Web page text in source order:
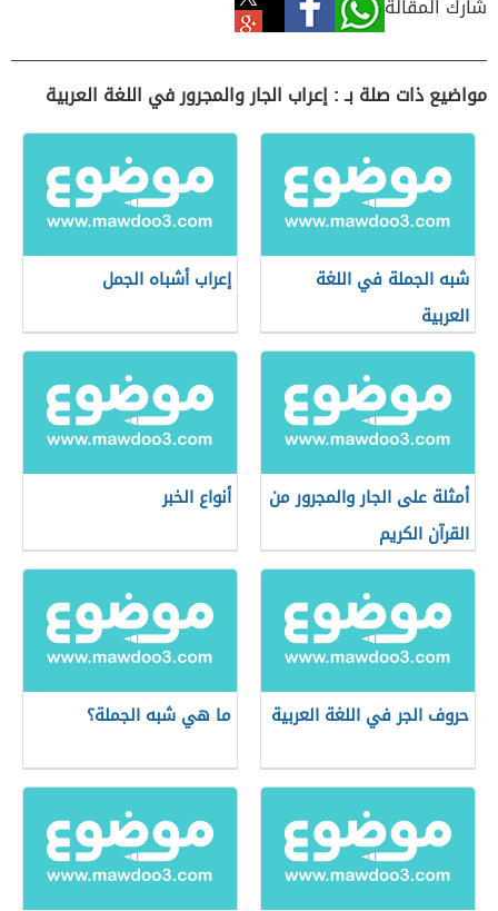
شارك المقالة
مواضيع ذات صلة بـ : إعراب الجار والمجرور في اللغة العربية
شبه الجملة في اللغة
العربية
إعراب أشباه الجمل
أمثلة على الجار والمجرور من
القرآن الكريم
أنواع الخبر
حروف الجر في اللغة العربية ما هي شبه الجملة؟